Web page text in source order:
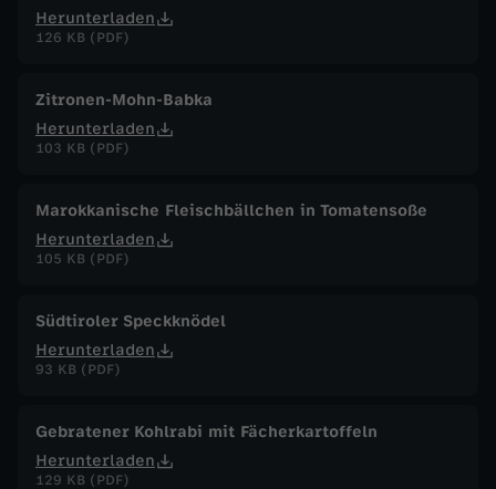
Herunterladen
126 KB (PDF)
Zitronen-Mohn-Babka
Herunterladen
103 KB (PDF)
Marokkanische Fleischbällchen in Tomatensoße
Herunterladen
105 KB (PDF)
Südtiroler Speckknödel
Herunterladen
93 KB (PDF)
Gebratener Kohlrabi mit Fächerkartoffeln
Herunterladen
129 KB (PDF)